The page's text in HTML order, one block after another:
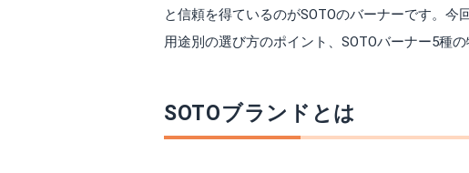
と信頼を得ているのがSOTOのバーナーです。
用途別の選び方のポイント、SOTOバーナー5種
SOTOブランドとは